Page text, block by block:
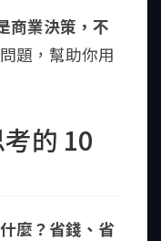
商業決策，不
題，幫助你用
的 10
麼？省錢、省